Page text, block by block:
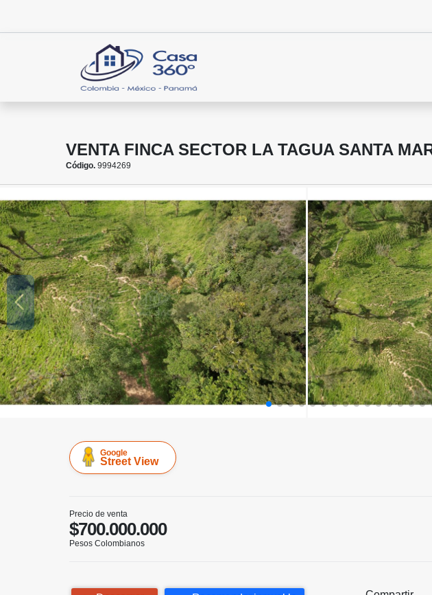
VENTA FINCA SECTOR LA TAGUA SANTA
Código. 9994269
Google
Street View
Precio de venta
$700.000.000
Pesos Colombianos